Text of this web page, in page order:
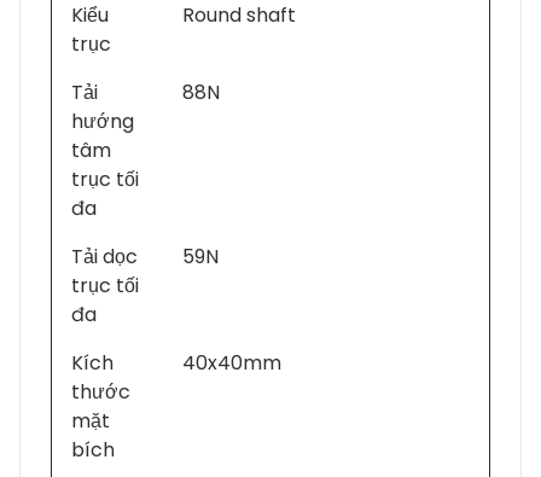
Kiểu
trục
Round shaft
Tải
hướng
tâm
trục tối
đa
88N
Tải dọc
trục tối
đa
59N
Kích
thước
mặt
bích
40x40mm